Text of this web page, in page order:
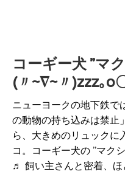
コーギー犬 ”マ
(〃~∇~〃)zzz｡o
ニューヨークの地下鉄で
の動物の持ち込みは禁止
ら、大きめのリュックに
コ。コーギー犬の ”マク
♬ 飼い主さんと密着、ほ